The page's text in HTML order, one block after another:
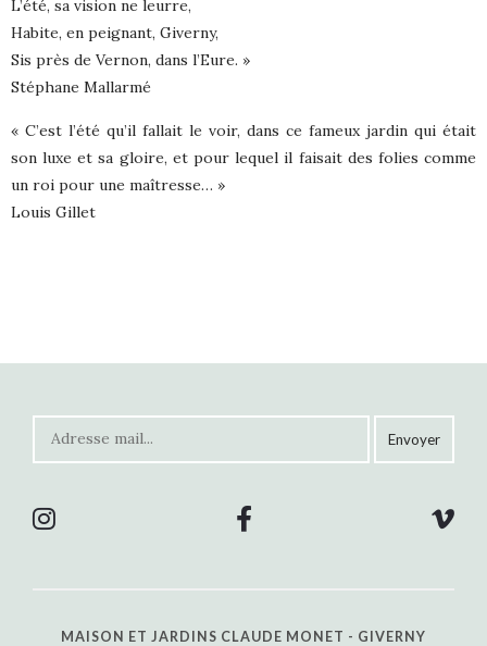
L’été, sa vision ne leurre,
Habite, en peignant, Giverny,
Sis près de Vernon, dans l’Eure. »
Stéphane Mallarmé
« C’est l’été qu’il fallait le voir, dans ce fameux jardin qui était
son luxe et sa gloire, et pour lequel il faisait des folies comme
un roi pour une maîtresse… »
Louis Gillet
MAISON ET JARDINS CLAUDE MONET - GIVERNY